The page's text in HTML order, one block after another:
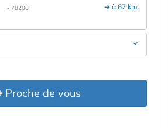
➔ à 67 km.
- 78200
Proche de vous